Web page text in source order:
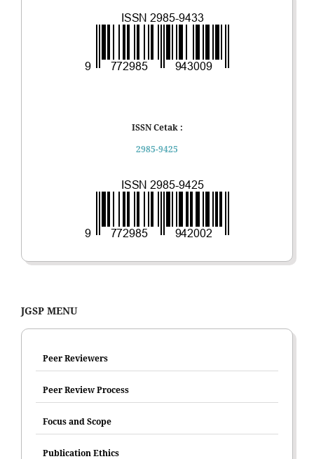
ISSN Cetak :
2985-9425
JGSP MENU
Peer Reviewers
Peer Review Process
Focus and Scope
Publication Ethics